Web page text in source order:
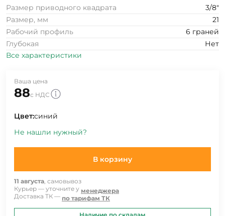
Размер приводного квадрата
3/8"
Размер, мм
21
Рабочий профиль
6 граней
Глубокая
Нет
Все характеристики
Ваша цена
88с НДС
Цвет:синий
Не нашли нужный?
В корзину
11 августа, самовывоз
Курьер — уточните у менеджера
Доставка ТК — по тарифам ТК